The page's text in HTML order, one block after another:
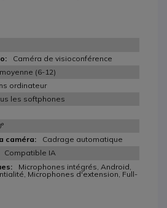
Caméra de visioconférence
(6-12)
ordinateur
les softphones
Cadrage automatique
Compatible IA
Microphones intégrés, Android,
Microphones d'extension, Full-